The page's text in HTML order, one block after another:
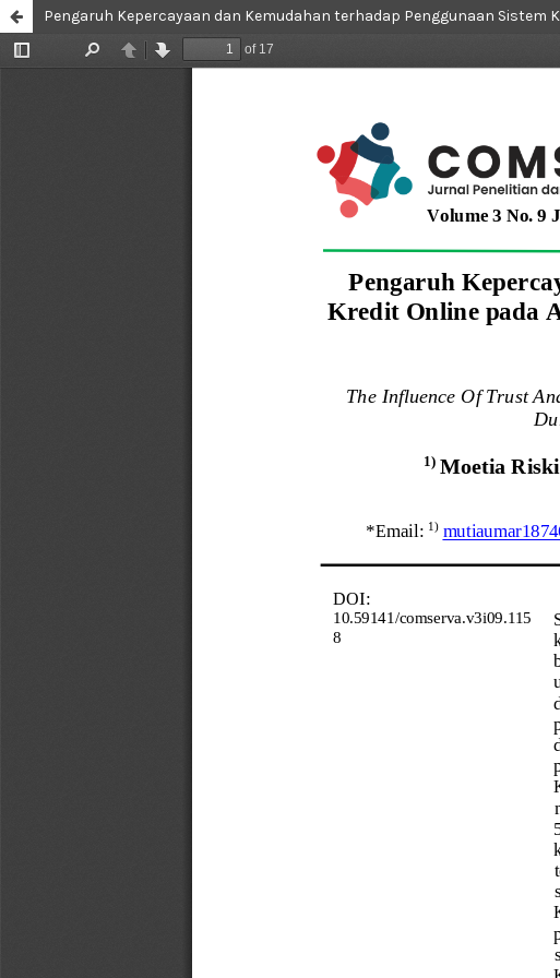
Pengaruh Kepercayaan dan Kemudahan terhadap Penggunaan Sistem